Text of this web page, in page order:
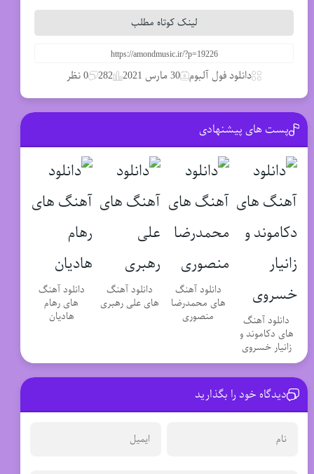
لینک کوتاه مطلب
دانلود فول آلبوم 30 مارس 2021 282 0 نظر
پست های پیشنهادی
دانلود آهنگ
های دکاموند و
زانیار خسروی
دانلود آهنگ
های محمدرضا
منصوری
دانلود آهنگ
های علی رهبری
دانلود آهنگ
های رهام
هادیان
دیدگاه خود را بگذارید